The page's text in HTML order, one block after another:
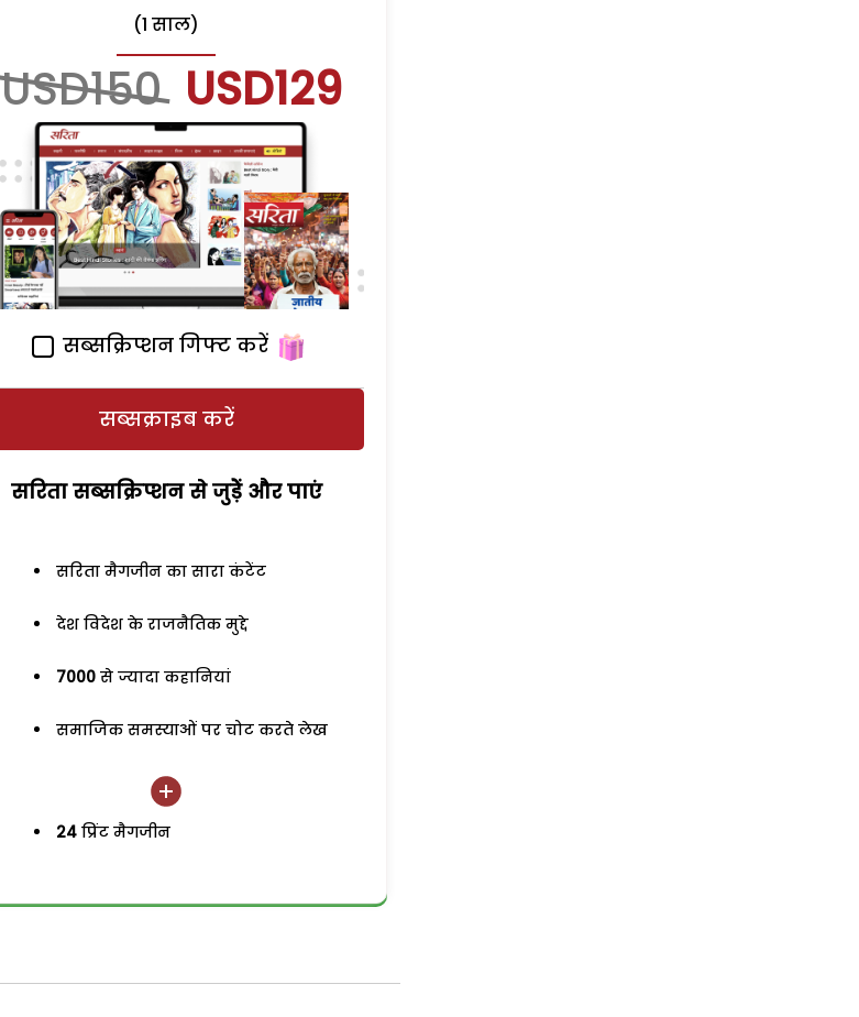
(1 साल)
USD150 USD129
सब्सक्रिप्शन गिफ्ट करें
सब्सक्राइब करें
सरिता सब्सक्रिप्शन से जुड़ेें और पाएं
सरिता मैगजीन का सारा कंटेंट
देश विदेश के राजनैतिक मुद्दे
7000 से ज्यादा कहानियां
समाजिक समस्याओं पर चोट करते लेख
24 प्रिंट मैगजीन